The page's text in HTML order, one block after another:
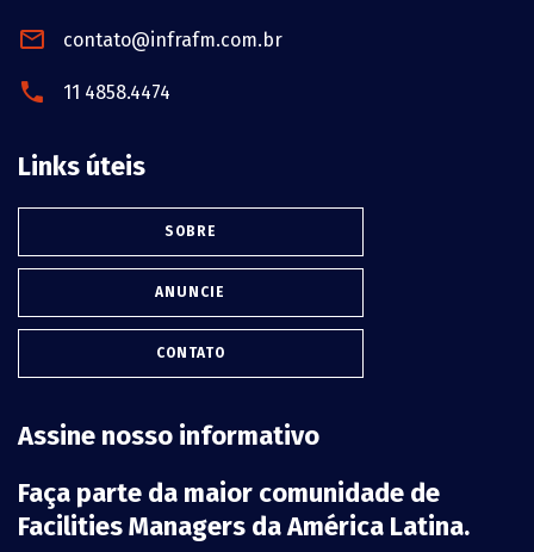
contato@infrafm.com.br
11 4858.4474
Links úteis
SOBRE
ANUNCIE
CONTATO
Assine nosso informativo
Faça parte da maior comunidade de
Facilities Managers da América Latina.